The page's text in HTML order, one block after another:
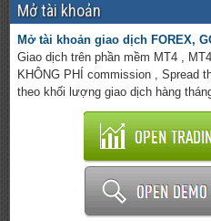
Mở tài khoản
Mở tài khoản giao dịch FOREX,
Giao dịch trên phần mềm MT4 ,
KHÔNG PHÍ commission , Spread
theo khối lượng giao dịch hàng